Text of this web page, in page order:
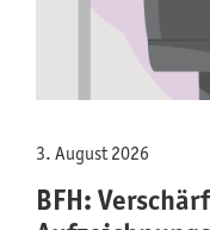
3. August 2026
BFH: